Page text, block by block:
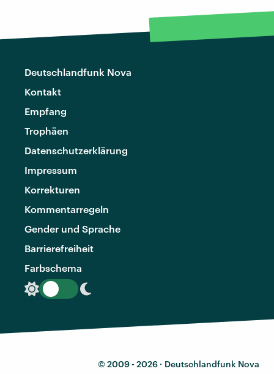
Deutschlandfunk Nova
Kontakt
Empfang
Trophäen
Datenschutzerklärung
Impressum
Korrekturen
Kommentarregeln
Gender und Sprache
Barrierefreiheit
Farbschema
© 2009 - 2026 · Deutschlandfunk Nova